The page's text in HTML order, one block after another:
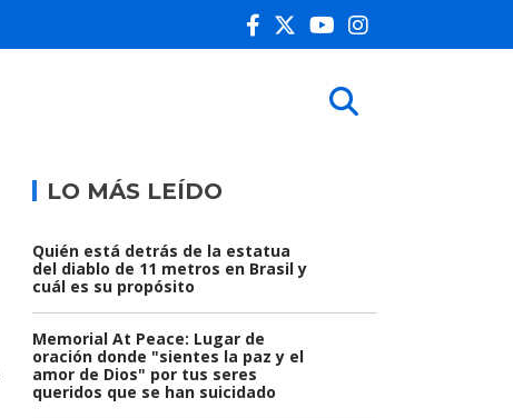
LO MÁS LEÍDO
Quién está detrás de la estatua
del diablo de 11 metros en Brasil y
cuál es su propósito
Memorial At Peace: Lugar de
oración donde "sientes la paz y el
amor de Dios" por tus seres
queridos que se han suicidado